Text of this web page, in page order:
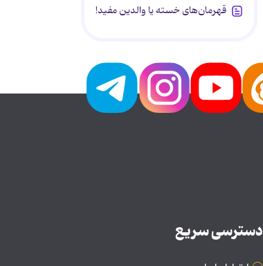
قهرمان‌های خسته یا والدین مفید!
دسترسی سریع